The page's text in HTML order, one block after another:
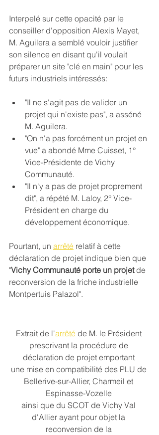
Interpelé sur cette opacité par le
conseiller d'opposition Alexis Mayet,
M. Aguilera a semblé vouloir justifier
son silence en disant qu'il voulait
préparer un site "clé en main" pour les
futurs industriels intéressés:
"Il ne s'agit pas de valider un
projet qui n'existe pas", a asséné
M. Aguilera.
"On n'a pas forcément un projet en
vue" a abondé Mme Cuisset, 1°
Vice-Présidente de Vichy
Communauté.
"Il n'y a pas de projet proprement
dit", a répété M. Laloy, 2° Vice-
Président en charge du
développement économique.
Pourtant, un arrêté relatif à cette
déclaration de projet indique bien que
"Vichy Communauté porte un projet de
reconversion de la friche industrielle
Montpertuis Palazol".
Extrait de l'arrêté de M. le Président
prescrivant la procédure de
déclaration de projet emportant
une mise en compatibilité des PLU de
Bellerive-sur-Allier, Charmeil et
Espinasse-Vozelle
ainsi que du SCOT de Vichy Val
d'Allier ayant pour objet la
reconversion de la